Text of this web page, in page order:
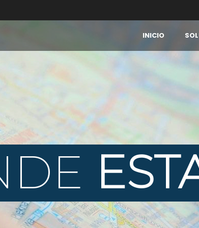
INICIO